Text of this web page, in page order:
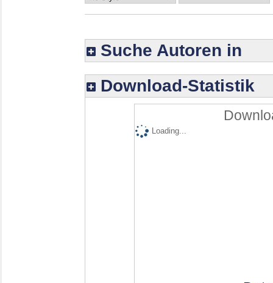
Suche Autoren in
Download-Statistik
Loading...